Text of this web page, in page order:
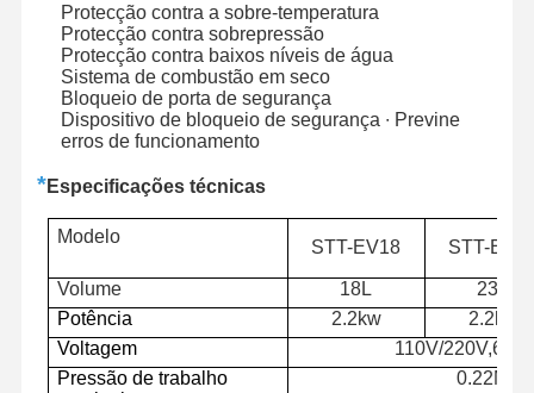
Casos
Esterilizador horizontal da autoclave
Autoclave Vertical
Máquina de autoclave portátil
Esterilizador de plasma a baixa temperatura
Protecção contra a sobre-temperatura
Protecção contra sobrepressão
Protecção contra baixos níveis de água
Sistema de combustão em seco
Bloqueio de porta de segurança
Dispositivo de bloqueio de segurança ∙ Previne
erros de funcionamento
*Especificações técnicas
Modelo
STT-EV18 STT-
Volume 18L
23L
Potência
2.2kw
2.2kw
Voltagem
110V/
Pressão de trabalho
0.22Mpa